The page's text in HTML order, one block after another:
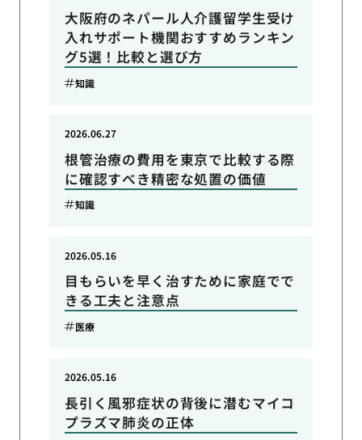
大阪府のネパール人介護留学生受け
入れサポート機関おすすめランキン
グ5選！比較と選び方
知識
根管治療の費用を東京で比較する際
に確認すべき精密な処置の価値
2026.06.27
知識
目もらいを早く治すために家庭でで
きる工夫と注意点
2026.05.16
医療
長引く風邪症状の背後に潜むマイコ
プラズマ肺炎の正体
2026.05.16